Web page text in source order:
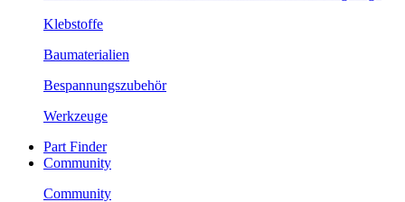
Klebstoffe
Baumaterialien
Bespannungszubehör
Werkzeuge
Part Finder
Community
Community